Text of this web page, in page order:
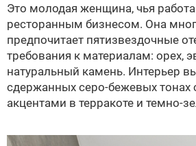
Это молодая женщина, чья
ресторанным бизнесом. Она
предпочитает пятизвездочные
требования к материалам: орех,
натуральный камень. Интерьер
сдержанных серо-бежевых
акцентами в терракоте и темно-